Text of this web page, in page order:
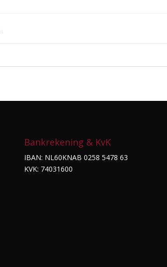
Bankrekening & KvK
IBAN: NL60KNAB 0258 5478 63
KVK: 74031600